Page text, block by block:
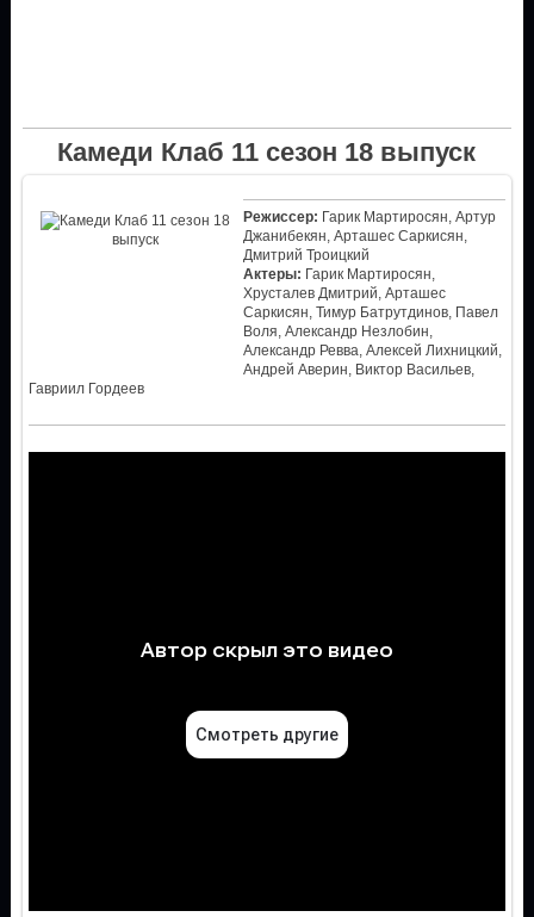
Камеди Клаб 11 сезон 18 выпуск
Режиссер: Гарик Мартиросян, Артур
Джанибекян, Арташес Саркисян,
Дмитрий Троицкий
Актеры: Гарик Мартиросян,
Хрусталев Дмитрий, Арташес
Саркисян, Тимур Батрутдинов, Павел
Воля, Александр Незлобин,
Александр Ревва, Алексей Лихницкий,
Андрей Аверин, Виктор Васильев,
Гавриил Гордеев